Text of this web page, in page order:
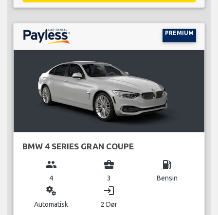
PREMIUM
BMW 4 SERIES GRAN COUPE
group
4
business_center
3
local_gas_station
Bensin
miscellaneous_services
Automatisk
login
2 Dør